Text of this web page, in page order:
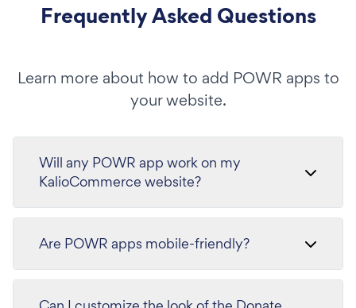
Frequently Asked Questions
Learn more about how to add POWR apps to
your website.
Will any POWR app work on my
KalioCommerce website?
Are POWR apps mobile-friendly?